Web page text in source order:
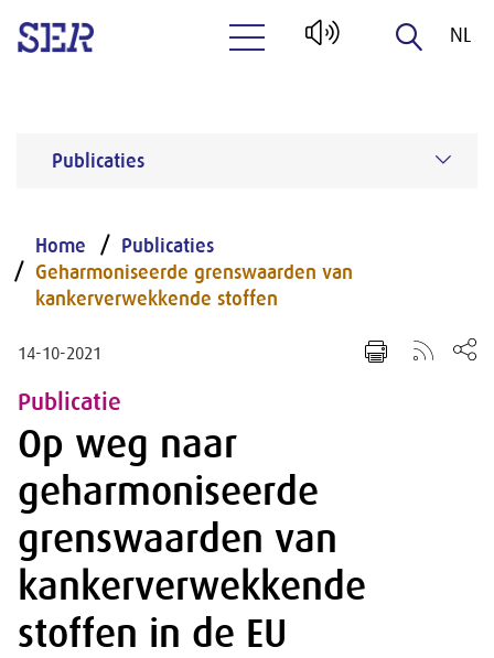
NL
Publicaties
Home
Publicaties
Geharmoniseerde grenswaarden van
kankerverwekkende stoffen
14-10-2021
Publicatie
Op weg naar
geharmoniseerde
grenswaarden van
kankerverwekkende
stoffen in de EU